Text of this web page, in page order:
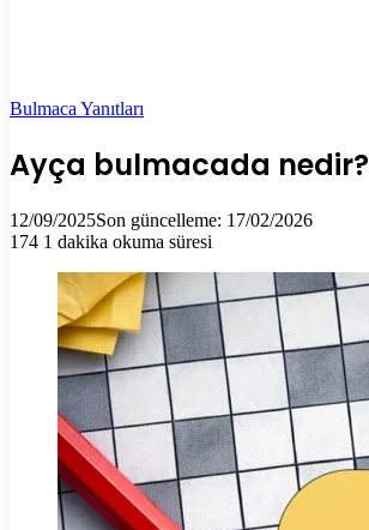
Bulmaca Yanıtları
Ayça bulmacada nedir?
12/09/2025Son güncelleme: 17/02/2026
174 1 dakika okuma süresi